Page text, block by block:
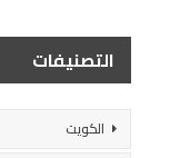
التصنيفات
الكويت